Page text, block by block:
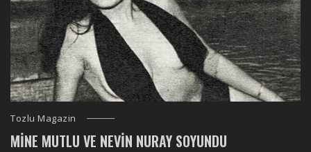
Tozlu Magazin
MINE MUTLU VE NEVIN NURAY SOYUNDU